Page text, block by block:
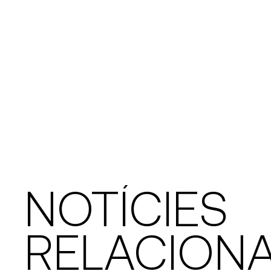
NOTÍCIES